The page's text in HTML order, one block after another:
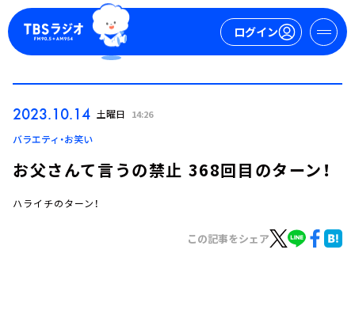
ログイン
ログイン
2023.10.14 土曜日 14:26
バラエティ・お笑い
お父さんて言うの禁止 368回目のターン！
ハライチのターン！
この記事をシェア